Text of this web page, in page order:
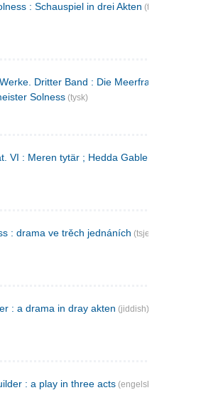
: Schauspiel in drei Akten (tysk)
Dritter Band : Die Meerfrau ; Hedda
Solness (tysk)
VI : Meren tytär ; Hedda Gabler ;
: drama ve trěch jednáních (tsjekkisk)
: a drama in dray akten (jiddish)
: a play in three acts (engelsk)